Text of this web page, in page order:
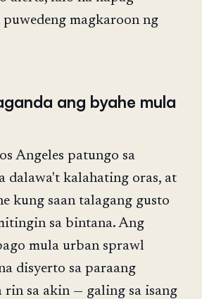
puwedeng magkaroon ng
ang byahe mula
Angeles patungo sa
dalawa't kalahating oras, at
kung saan talagang gusto
sa bintana. Ang
mula urban sprawl
disyerto sa paraang
rin sa akin — galing sa isang